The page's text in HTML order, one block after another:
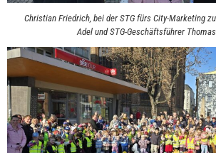
Christian Friedrich, bei der STG fürs City-Marketing
Adel und STG-Geschäftsführer